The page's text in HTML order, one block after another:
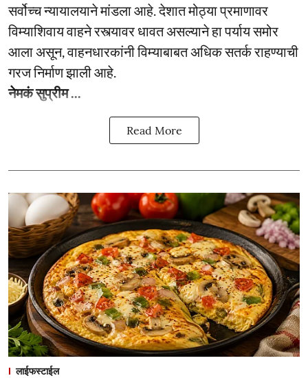
सर्वोच्च न्यायालयाने मांडला आहे. देशात मोठ्या प्रमाणावर
विम्याशिवाय वाहने रस्त्यावर धावत असल्याने हा पर्याय समोर
आला असून, वाहनधारकांनी विम्याबाबत अधिक सतर्क राहण्याची
गरज निर्माण झाली आहे.
नेमकं सुप्रीम ...
Read More
लाईफस्टाईल